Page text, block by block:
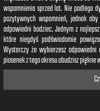
wspomnienia sprzed lat. Nie podlega
pozytywnych wspomnień, jednak
odpowiedni bodziec. Jednym z
które niegdyś podświadomie
Wystarczy że wybierzesz
piosenek z tego okresu obudzisz